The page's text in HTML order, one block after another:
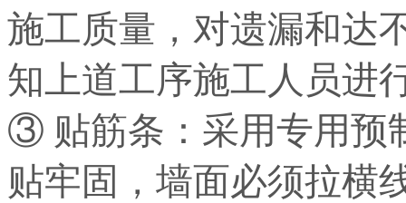
施工质量，对遗漏和达
知上道工序施工人员进
③ 贴筋条：采用专用预
贴牢固，墙面必须拉横